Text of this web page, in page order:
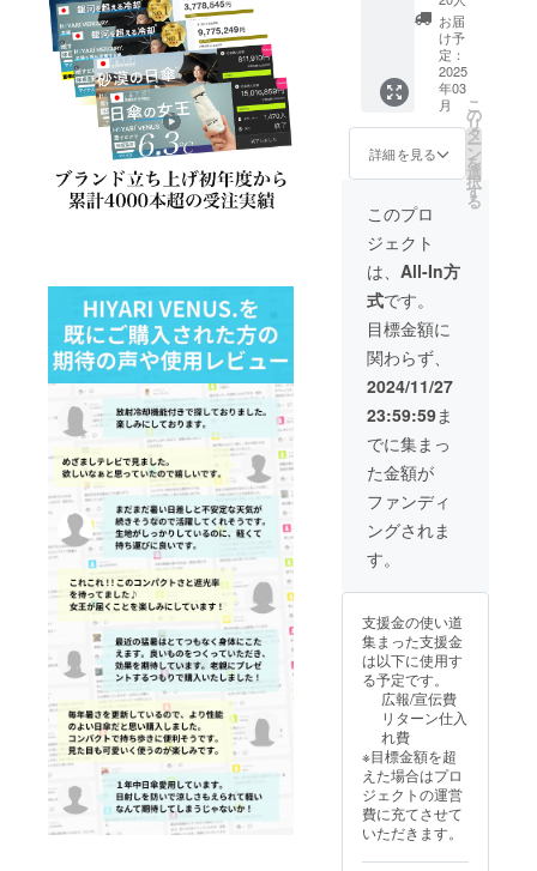
秋割
30％OF
10,010
円(送
料・税
込) ※予
定配送
は１1月
定
×2本
【限定
20名
様】 ・
HIYARI
VENUS.
×2 ・収
納袋×2
※製品の
フホワ
イト、
藍白ブ
ルー、
ラベン
ダーか
らお選
びいた
だけま
す。 ※
組み合
わせは
自由で
す。 合
計20名
様（合
計40
本） 一
格
円 (送
料・税
込) ペア
割
37％OF
F
円(送
料・税
込) ※予
定配送
時期：
お届け
お届
け予
定：
2025
年03
月
詳細を見る
こ
の
リ
タ
ー
ン
を
選
択
す
る
このプロ
ジェクト
は、 All-In方
式です。
目標金額に
関わらず、
2024/11/27
23:59:59ま
でに集まっ
た金額が
ファンディ
ングされま
す。
支援金の使い道
集まった支援金
は以下に使用す
る予定です。
広報/宣伝費
リターン仕入
れ費
※目標金額を超
えた場合はプロ
ジェクトの運営
費に充てさせて
いただきます。